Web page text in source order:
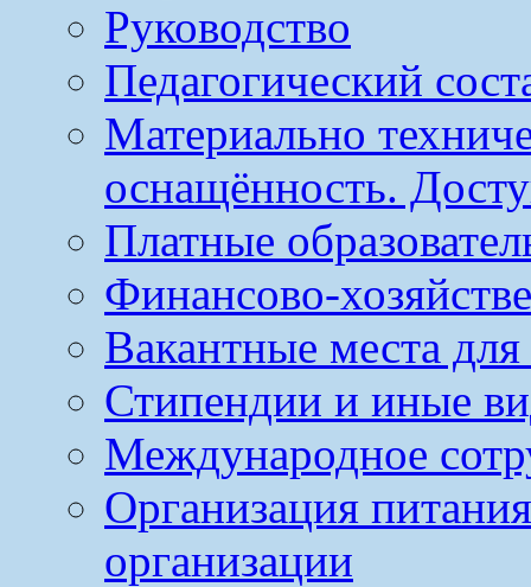
Руководство
Педагогический
Материально
оснащённость.
Платные
Финансово-
Вакантные места
Стипендии и иные
Международное
Организация
организации